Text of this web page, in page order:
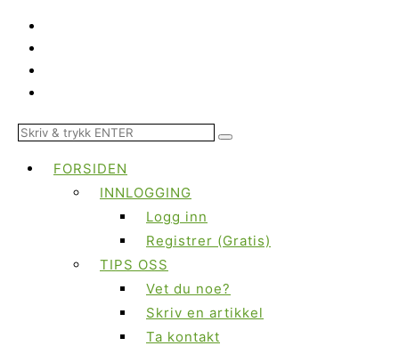
FORSIDEN
INNLOGGING
Logg inn
Registrer (Gratis)
TIPS OSS
Vet du noe?
Skriv en artikkel
Ta kontakt